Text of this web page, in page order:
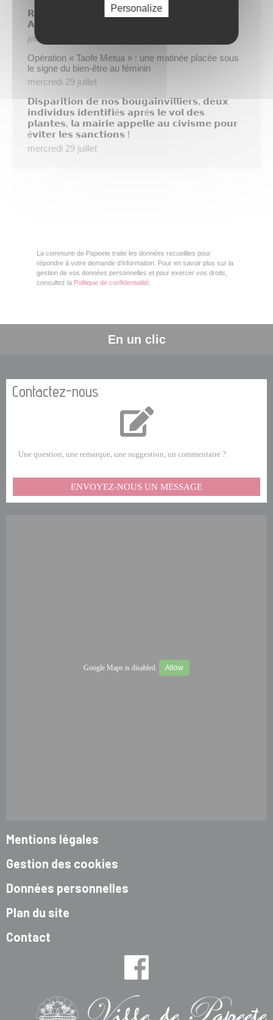
𝗥é𝘂𝗻𝗶𝗼𝗻 𝗱’𝗶𝗻𝗳𝗼𝗿𝗺𝗮𝘁𝗶𝗼𝗻 𝘀𝘂𝗿 𝗹𝗮 𝗳𝗶𝗹𝗶è𝗿𝗲
𝗔𝗴𝗿𝗶𝗰𝗼𝗹𝗲
jeudi 30 juillet
Opération « Taofe Metua » : une matinée placée sous
le signe du bien-être au féminin
mercredi 29 juillet
𝗗𝗶𝘀𝗽𝗮𝗿𝗶𝘁𝗶𝗼𝗻 𝗱𝗲 𝗻𝗼𝘀 𝗯𝗼𝘂𝗴𝗮𝗶𝗻𝘃𝗶𝗹𝗹𝗶𝗲𝗿𝘀, 𝗱𝗲𝘂𝘅
𝗶𝗻𝗱𝗶𝘃𝗶𝗱𝘂𝘀 𝗶𝗱𝗲𝗻𝘁𝗶𝗳𝗶é𝘀 𝗮𝗽𝗿é𝘀 𝗹𝗲 𝘃𝗼𝗹 𝗱𝗲𝘀
𝗽𝗹𝗮𝗻𝘁𝗲𝘀, 𝗹𝗮 𝗺𝗮𝗶𝗿𝗶𝗲 𝗮𝗽𝗽𝗲𝗹𝗹𝗲 𝗮𝘂 𝗰𝗶𝘃𝗶𝘀𝗺𝗲 𝗽𝗼𝘂𝗿
é𝘃𝗶𝘁𝗲𝗿 𝗹𝗲𝘀 𝘀𝗮𝗻𝗰𝘁𝗶𝗼𝗻𝘀 !
mercredi 29 juillet
La commune de Papeete traite les données recueillies pour
répondre à votre demande d’information. Pour en savoir plus sur la
gestion de vos données personnelles et pour exercer vos droits,
consultez la Politique de confidentialité
En un clic
Contactez-nous
Une question, une remarque, une suggestion, un commentaire ?
ENVOYEZ-NOUS UN MESSAGE
Google Maps is disabled. Allow
Mentions légales
Gestion des cookies
Données personnelles
Plan du site
Contact
Personalize